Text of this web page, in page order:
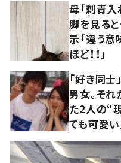
母「刺青入
脚を見る
示「違う意
ほど！！」
「好き同
男女。そ
た2人の“
ても可愛い